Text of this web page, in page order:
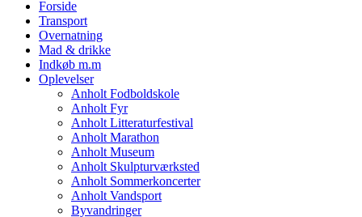
Forside
Transport
Overnatning
Mad & drikke
Indkøb m.m
Oplevelser
Anholt Fodboldskole
Anholt Fyr
Anholt Litteraturfestival
Anholt Marathon
Anholt Museum
Anholt Skulpturværksted
Anholt Sommerkoncerter
Anholt Vandsport
Byvandringer